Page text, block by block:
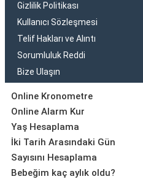
Gizlilik Politikası
Kullanıcı Sözleşmesi
Telif Hakları ve Alıntı
Sorumluluk Reddi
Bize Ulaşın
Online Kronometre
Online Alarm Kur
Yaş Hesaplama
İki Tarih Arasındaki Gün
Sayısını Hesaplama
Bebeğim kaç aylık oldu?